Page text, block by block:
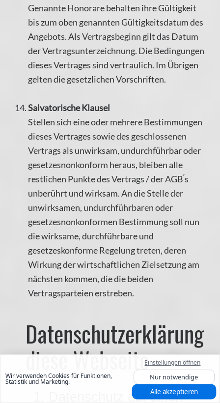
Genannte Honorare behalten ihre Gültigkeit
bis zum oben genannten Gültigkeitsdatum des
Angebots. Als Vertragsbeginn gilt das Datum
der Vertragsunterzeichnung. Die Bedingungen
dieses Vertrages sind vertraulich. Im Übrigen
gelten die gesetzlichen Vorschriften.
Salvatorische Klausel
Stellen sich eine oder mehrere Bestimmungen
dieses Vertrages sowie des geschlossenen
Vertrags als unwirksam, undurchführbar oder
gesetzesnonkonform heraus, bleiben alle
restlichen Punkte des Vertrags / der AGB ́s
unberührt und wirksam. An die Stelle der
unwirksamen, undurchführbaren oder
gesetzesnonkonformen Bestimmung soll nun
die wirksame, durchführbare und
gesetzeskonforme Regelung treten, deren
Wirkung der wirtschaftlichen Zielsetzung am
nächsten kommen, die die beiden
Vertragsparteien erstreben.
Datenschutzerklärung
diese Webseite
1. Datenschutz auf einen
Wir verwenden Cookies für Funktionen,
Statistik und Marketing.
Einstellungen öffnen
Nur notwendige
Alle akzeptieren